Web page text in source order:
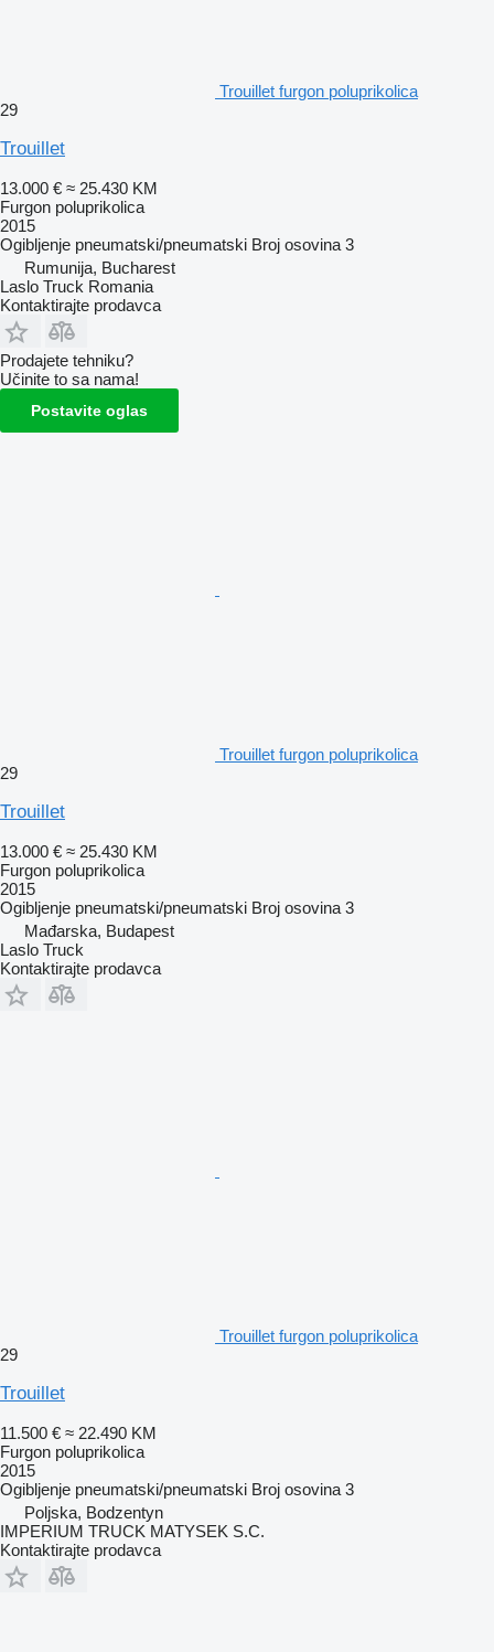
Trouillet furgon poluprikolica
29
Trouillet
13.000 € ≈ 25.430 KM
Furgon poluprikolica
2015
Ogibljenje pneumatski/pneumatski Broj osovina 3
Rumunija, Bucharest
Laslo Truck Romania
Kontaktirajte prodavca
Prodajete tehniku?
Učinite to sa nama!
Postavite oglas
Trouillet furgon poluprikolica
29
Trouillet
13.000 € ≈ 25.430 KM
Furgon poluprikolica
2015
Ogibljenje pneumatski/pneumatski Broj osovina 3
Mađarska, Budapest
Laslo Truck
Kontaktirajte prodavca
Trouillet furgon poluprikolica
29
Trouillet
11.500 € ≈ 22.490 KM
Furgon poluprikolica
2015
Ogibljenje pneumatski/pneumatski Broj osovina 3
Poljska, Bodzentyn
IMPERIUM TRUCK MATYSEK S.C.
Kontaktirajte prodavca